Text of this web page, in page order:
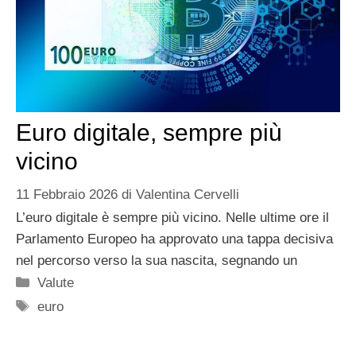
Euro digitale, sempre più
vicino
11 Febbraio 2026 di Valentina Cervelli
L’euro digitale è sempre più vicino. Nelle ultime ore il
Parlamento Europeo ha approvato una tappa decisiva
nel percorso verso la sua nascita, segnando un
Categorie
Valute
Tag
euro